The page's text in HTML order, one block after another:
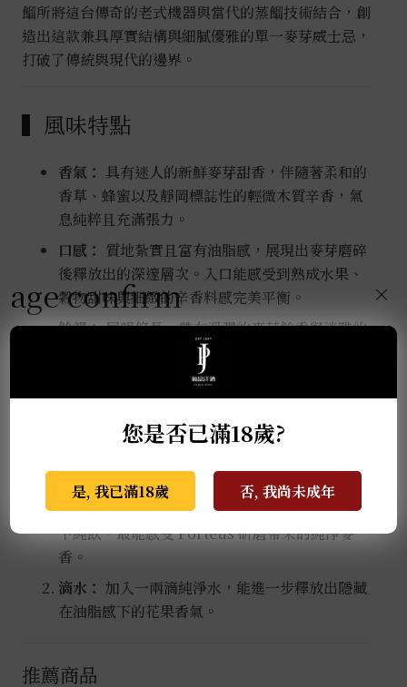
餾所將這台傳奇的老式機器與當代的蒸餾技術結合，創
造出這款兼具厚實結構與細膩優雅的單一麥芽威士忌，
打破了傳統與現代的邊界。
▍風味特點
香氣： 具有迷人的新鮮麥芽甜香，伴隨著柔和的
香草、蜂蜜以及靜岡標誌性的輕微木質辛香，氣
息純粹且充滿張力。
口感： 質地紮實且富有油脂感，展現出麥芽磨碎
後釋放出的深邃層次。入口能感受到熟成水果、
穀物甜味與細緻的辛香料感完美平衡。
餘韻：尾韻悠長，帶有溫潤的麥芽餘香與淡雅的
木質調性，收尾乾淨卻令人回味無窮。
▍品飲建議
這是一款值得靜心品味的工藝之作：
純飲：建議使用凱恩杯（Glencairn），在室溫
下純飲，最能感受 Porteus 研磨帶來的純淨麥
香。
滴水： 加入一兩滴純淨水，能進一步釋放出隱藏
在油脂感下的花果香氣。
推薦商品
age confirm
您是否已滿18歲?
是, 我已滿18歲 否, 我尚未成年
×